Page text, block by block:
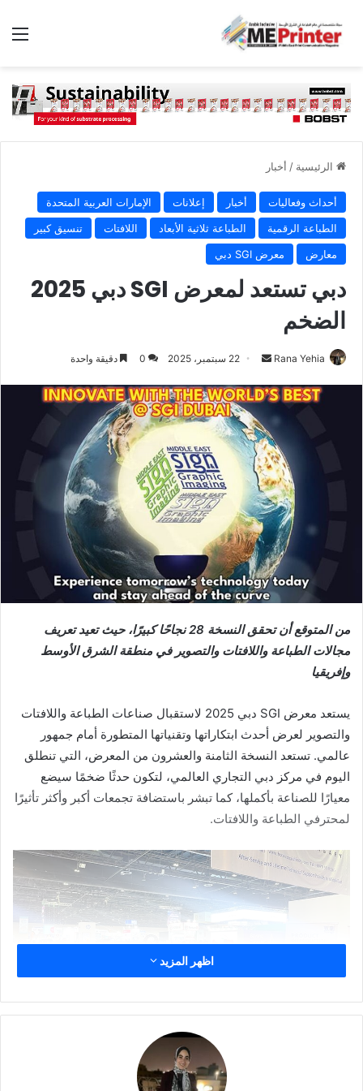
الرئيسية / أخبار
أحداث وفعاليات أخبار إعلانات
الإمارات العربية المتحدة
الطباعة الرقمية
الطباعة ثلاثية الأبعاد اللافتات
تنسيق كبير
معارض
معرض SGI دبي
دبي تستعد لمعرض SGI دبي 2025
الضخم
Rana Yehia
أرسل
إلكترونيا
22 سبتمبر، 2025 0 دقيقة واحدة
من المتوقع أن تحقق النسخة 28نجاحًا كبيرًا، حيث تعيد تعريف
مجالات الطباعة واللافتات والتصوير في منطقة الشرق الأوسط
وإفريقيا
يستعد معرض SGI دبي 2025 لاستقبال صناعات الطباعة واللافتات
والتصوير لعرض أحدث ابتكاراتها وتقنياتها المتطورة أمام جمهور
عالمي. تستعد النسخة الثامنة والعشرون من المعرض، التي تنطلق
اليوم في مركز دبي التجاري العالمي، لتكون حدثًا ضخمًا سيضع
معيارًا للصناعة بأكملها، كما تبشر باستضافة تجمعات أكبر وأكثر تأثيرًا
لمحترفي الطباعة واللافتات.
اظهر المزيد